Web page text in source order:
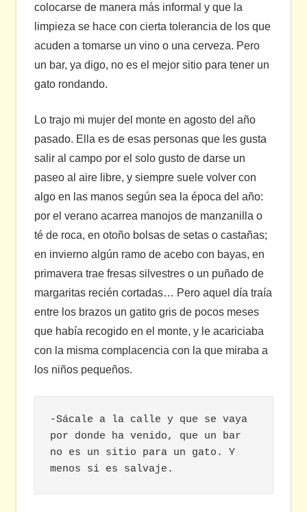
colocarse de manera más informal y que la
limpieza se hace con cierta tolerancia de los que
acuden a tomarse un vino o una cerveza. Pero
un bar, ya digo, no es el mejor sitio para tener un
gato rondando.
Lo trajo mi mujer del monte en agosto del año
pasado. Ella es de esas personas que les gusta
salir al campo por el solo gusto de darse un
paseo al aire libre, y siempre suele volver con
algo en las manos según sea la época del año:
por el verano acarrea manojos de manzanilla o
té de roca, en otoño bolsas de setas o castañas;
en invierno algún ramo de acebo con bayas, en
primavera trae fresas silvestres o un puñado de
margaritas recién cortadas… Pero aquel día traía
entre los brazos un gatito gris de pocos meses
que había recogido en el monte, y le acariciaba
con la misma complacencia con la que miraba a
los niños pequeños.
-Sácale a la calle y que se vaya
por donde ha venido, que un bar
no es un sitio para un gato. Y
menos si es salvaje.